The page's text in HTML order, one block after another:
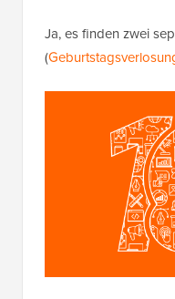
Ja, es finden zwei
(